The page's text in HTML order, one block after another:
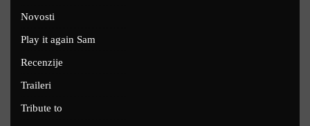
Novosti
Play it again Sam
Recenzije
Traileri
Tribute to